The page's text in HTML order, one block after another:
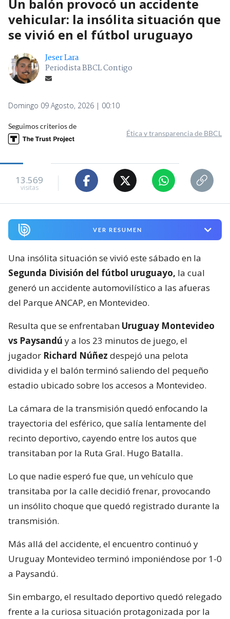
Un balón provocó un accidente
vehicular: la insólita situación que
se vivió en el fútbol uruguayo
Jeser Lara
Periodista BBCL Contigo
Domingo 09 Agosto, 2026 | 00:10
Seguimos criterios de
Ética y transparencia de BBCL
13.569
visitas
VER RESUMEN
Una insólita situación se vivió este sábado en la
Segunda División del fútbol uruguayo, la cual
generó un accidente automovilístico a las afueras
del Parque ANCAP, en Montevideo.
Resulta que se enfrentaban Uruguay Montevideo
vs Paysandú y a los 23 minutos de juego, el
jugador Richard Núñez despejó una pelota
dividida y el balón terminó saliendo del pequeño
estadio ubicado sobre los accesos a Montevideo.
La cámara de la transmisión quedó enfocando la
trayectoria del esférico, que salía lentamente del
recinto deportivo, cayendo entre los autos que
transitaban por la Ruta Gral. Hugo Batalla.
Lo que nadie esperó fue que, un vehículo que
transitaba por la calle decidió frenar, provocando
un insólito choque que quedó registrado durante la
transmisión.
Más allá del accidente, el encuentro continuó y
Uruguay Montevideo terminó imponiéndose por 1-0
a Paysandú.
Sin embargo, el resultado deportivo quedó relegado
frente a la curiosa situación protagonizada por la